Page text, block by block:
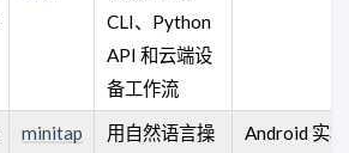
CLI、Python
API 和云端设
备工作流
minitap
用自然语言操
Android 实